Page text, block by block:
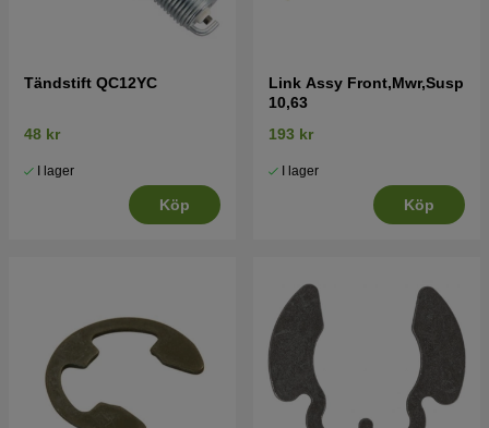
Tändstift QC12YC
48 kr
I lager
Köp
Link Assy Front,Mwr,Susp
10,63
193 kr
I lager
Köp